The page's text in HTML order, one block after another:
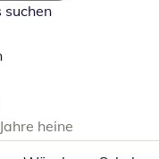
suchen
heine